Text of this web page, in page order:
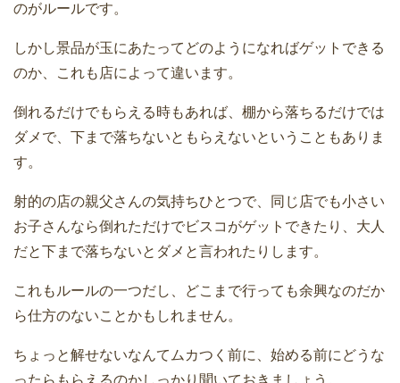
のがルールです。
しかし景品が玉にあたってどのようになればゲットできる
のか、これも店によって違います。
倒れるだけでもらえる時もあれば、棚から落ちるだけでは
ダメで、下まで落ちないともらえないということもありま
す。
射的の店の親父さんの気持ちひとつで、同じ店でも小さい
お子さんなら倒れただけでビスコがゲットできたり、大人
だと下まで落ちないとダメと言われたりします。
これもルールの一つだし、どこまで行っても余興なのだか
ら仕方のないことかもしれません。
ちょっと解せないなんてムカつく前に、始める前にどうな